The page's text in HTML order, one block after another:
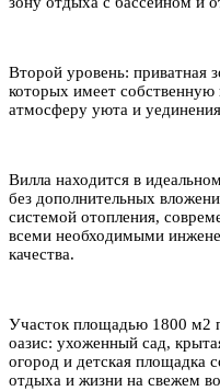
Второй уровень: приватная
которых имеет собственную
атмосферу уюта и
Вилла находится в
без дополнительных
системой отопления,
всеми необходимыми
качества.
Участок площадью 1800 м2
оазис: ухоженный сад,
огород и детская площадка
отдыха и жизни на свежем